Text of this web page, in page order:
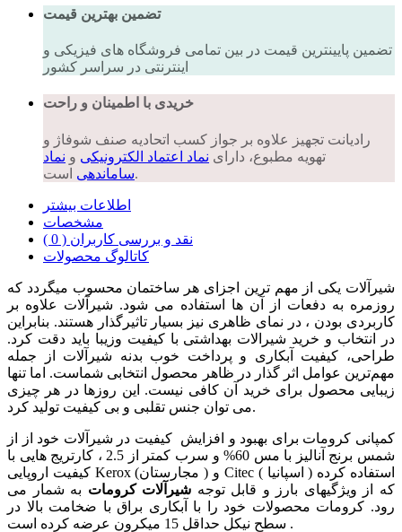
تضمین بهترین قیمت
تضمین پایینترین قیمت در بین تمامی فروشگاه های فیزیکی و
اینترنتی در سراسر کشور
خریدی با اطمینان و راحت
رادیانت تجهیز علاوه بر جواز کسب اتحادیه صنف شوفاژ و
تهویه مطبوع، دارای نماد اعتماد الکترونیکی و نماد
ساماندهیاست.
اطلاعات بیشتر
مشخصات
نقد و بررسی کاربران ( 0 )
کاتالوگ محصولات
شیرآلات یکی از مهم ترین اجزای هر ساختمان محسوب میگردد که
روزمره به دفعات از آن ها استفاده می شود. شیرآلات علاوه بر
کاربردی بودن ، در نمای ظاهری نیز بسیار تاثیرگذار هستند. بنابراین
در انتخاب و خرید شیرالات بهداشتی با کیفیت وزیبا باید دقت کرد.
طراحی، کیفیت آبکاری و پرداخت خوب بدنه شیرآلات از جمله
مهم‌ترین عوامل اثر گذار در ظاهر محصول انتخابی شماست. اما تنها
زیبایی محصول برای خرید آن کافی نیست. این روزها در هر چیزی
می توان جنس تقلبی و بی کیفیت تولید کرد.
کمپانی کرومات برای بهبود و افزایش کیفیت در شیرآلات خود از از
شمس برنج آنالیز با مس 60% و سرب کمتر از 2.5 ، کارتریج هایی با
کیفیت اروپایی Kerox (مجارستان ) و Citec ( اسپانیا ) استفاده کرده
که از ویژگیهای بارز و قابل توجه شیرآلات کرومات به شمار می
رود. کرومات محصولات خود را با آبکاری براق با ضخامت بالا در
سطح نیکل حداقل 15 میکرون عرضه کرده است .